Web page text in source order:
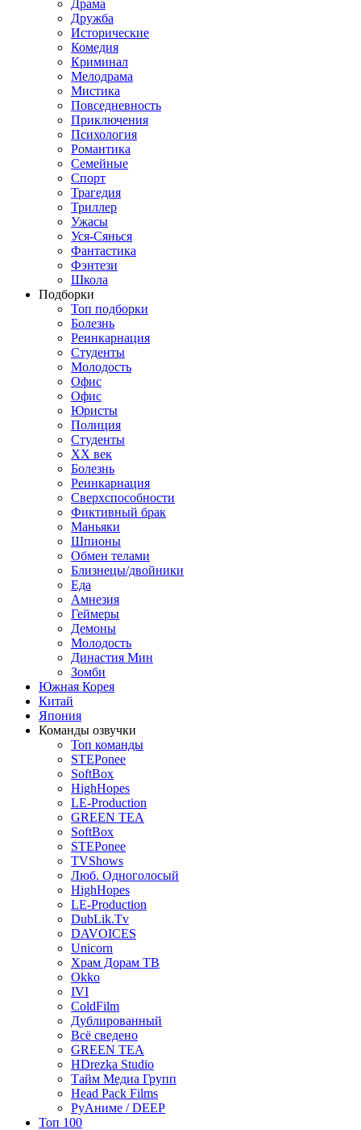
Драма
Дружба
Исторические
Комедия
Криминал
Мелодрама
Мистика
Повседневность
Приключения
Психология
Романтика
Семейные
Спорт
Трагедия
Триллер
Ужасы
Уся-Сянься
Фантастика
Фэнтези
Школа
Подборки
Топ подборки
Болезнь
Реинкарнация
Студенты
Молодость
Офис
Офис
Юристы
Полиция
Студенты
ХХ век
Болезнь
Реинкарнация
Сверхспособности
Фиктивный брак
Маньяки
Шпионы
Обмен телами
Близнецы/двойники
Еда
Амнезия
Геймеры
Демоны
Молодость
Династия Мин
Зомби
Южная Корея
Китай
Япония
Команды озвучки
Топ команды
STEPonee
SoftBox
HighHopes
LE-Production
GREEN TEA
SoftBox
STEPonee
TVShows
Люб. Одноголосый
HighHopes
LE-Production
DubLik.Tv
DAVOICES
Unicorn
Храм Дорам ТВ
Okko
IVI
ColdFilm
Дублированный
Всё сведено
GREEN TEA
HDrezka Studio
Тайм Медиа Групп
Head Pack Films
РуАниме / DEEP
Топ 100